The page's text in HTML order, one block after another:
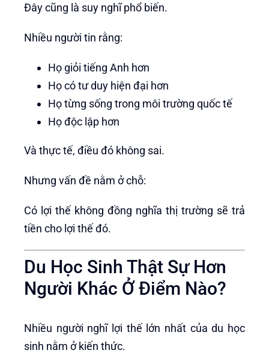
Đây cũng là suy nghĩ phổ biến.
Nhiều người tin rằng:
Họ giỏi tiếng Anh hơn
Họ có tư duy hiện đại hơn
Họ từng sống trong môi trường quốc tế
Họ độc lập hơn
Và thực tế, điều đó không sai.
Nhưng vấn đề nằm ở chỗ:
Có lợi thế không đồng nghĩa thị trường sẽ trả
tiền cho lợi thế đó.
Du Học Sinh Thật Sự Hơn
Người Khác Ở Điểm Nào?
Nhiều người nghĩ lợi thế lớn nhất của du học
sinh nằm ở kiến thức.